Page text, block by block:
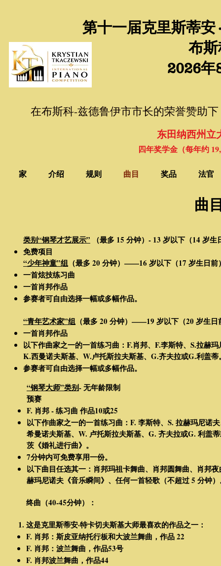
第十一届克里斯蒂
布
2026年
在布斯科-兹德鲁伊市市长的荣誉赞助下
东田纳西州立
四年奖学金（每年约
家 介绍 规则 曲目 奖品 法官
曲
类别“钢琴才艺展示” （最多 15 分钟）- 13 岁以下（14 岁生
免费项目
“少年神童”组 （最多 20 分钟）——16 岁以下（17 岁生日前
一首炫技练习曲
一首肖邦作品
参赛者可自由选择一幅或多幅作品。
“青年艺术家”组 （最多 20 分钟）——19 岁以下（20 岁生日
一首肖邦作品
以下作曲家之一的一首练习曲：F.肖邦、F.李斯特、S.拉赫
K.西曼诺夫斯基、W.卢托斯拉夫斯基、G.齐夫拉或G.利盖蒂
参赛者可自由选择一幅或多幅作品。
“钢琴大师”类别- 无年龄限制
预赛
F. 肖邦 - 练习曲 作品10或25
以下作曲家之一的一首练习曲：F. 李斯特、S. 拉赫玛尼诺
希曼诺夫斯基、W. 卢托斯拉夫斯基、G. 齐夫拉或G. 利盖
茨《婚礼进行曲》。
7分钟内可免费享用一份。
以下曲目任选其一：肖邦玛祖卡舞曲、肖邦圆舞曲、肖邦
赫玛尼诺夫《音乐瞬间》、任何一首轻歌（不超过 5 分钟
终曲（40-45分钟）：
这是克里斯蒂安·特卡切夫斯基大师最喜欢的作品之一：
F. 肖邦：斯皮亚纳托行板和大波兰舞曲，作品 22
F. 肖邦：波兰舞曲，作品53号
F. 肖邦波兰舞曲，作品44